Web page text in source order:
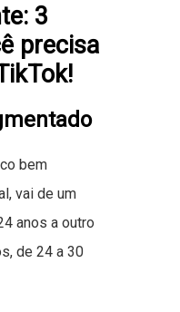
3
precisa
bem
vai de um
anos a outro
de 24 a 30